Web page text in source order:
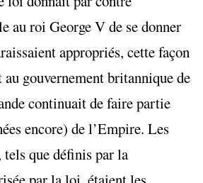
au roi George V de se donner
appropriés, cette façon
gouvernement britannique de
continuait de faire partie
encore) de l’Empire. Les
que définis par la